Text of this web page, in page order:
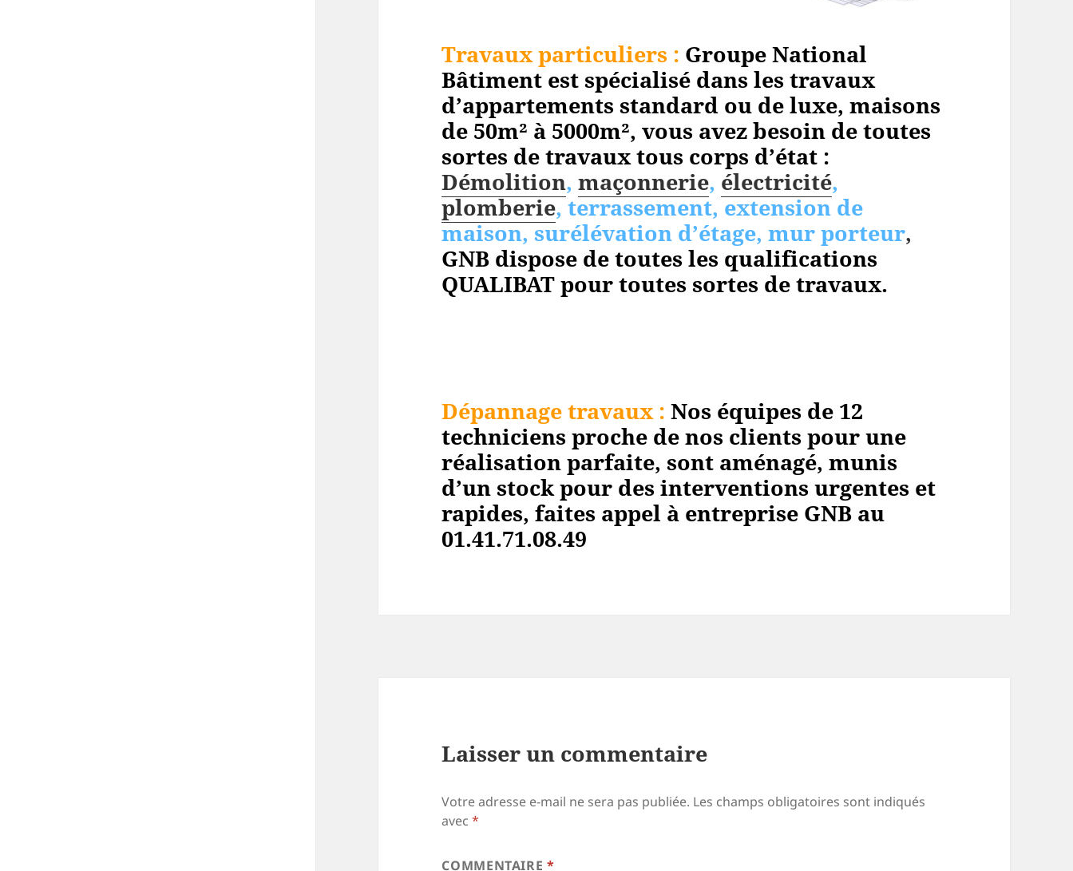
Travaux particuliers : Groupe National
Bâtiment est spécialisé dans les travaux
d’appartements standard ou de luxe, maisons
de 50m² à 5000m², vous avez besoin de toutes
sortes de travaux tous corps d’état :
Démolition,maçonnerie, électricité,
plomberie, terrassement, extension de
maison, surélévation d’étage, mur porteur,
GNB dispose de toutes les qualifications
QUALIBAT pour toutes sortes de travaux.
Dépannage travaux : Nos équipes de 12
techniciens proche de nos clients pour une
réalisation parfaite, sont aménagé, munis
d’un stock pour des interventions urgentes et
rapides, faites appel à entreprise GNB au
01.41.71.08.49
Laisser un commentaire
Votre adresse e-mail ne sera pas publiée. Les champs obligatoires sont indiqués
avec*
COMMENTAIRE*